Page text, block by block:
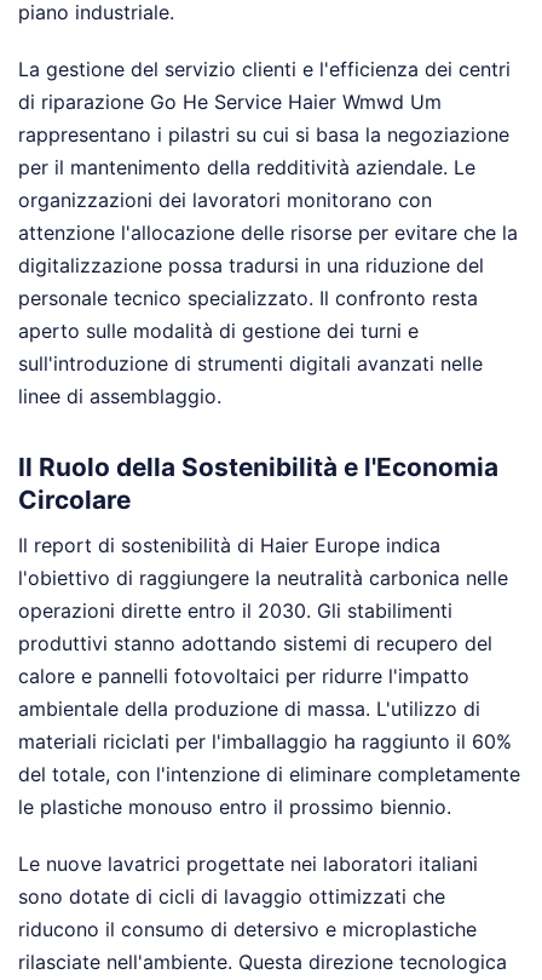
piano industriale.
La gestione del servizio clienti e l'efficienza dei centri
di riparazione Go He Service Haier Wmwd Um
rappresentano i pilastri su cui si basa la negoziazione
per il mantenimento della redditività aziendale. Le
organizzazioni dei lavoratori monitorano con
attenzione l'allocazione delle risorse per evitare che la
digitalizzazione possa tradursi in una riduzione del
personale tecnico specializzato. Il confronto resta
aperto sulle modalità di gestione dei turni e
sull'introduzione di strumenti digitali avanzati nelle
linee di assemblaggio.
Il Ruolo della Sostenibilità e l'Economia
Circolare
Il report di sostenibilità di Haier Europe indica
l'obiettivo di raggiungere la neutralità carbonica nelle
operazioni dirette entro il 2030. Gli stabilimenti
produttivi stanno adottando sistemi di recupero del
calore e pannelli fotovoltaici per ridurre l'impatto
ambientale della produzione di massa. L'utilizzo di
materiali riciclati per l'imballaggio ha raggiunto il 60%
del totale, con l'intenzione di eliminare completamente
le plastiche monouso entro il prossimo biennio.
Le nuove lavatrici progettate nei laboratori italiani
sono dotate di cicli di lavaggio ottimizzati che
riducono il consumo di detersivo e microplastiche
rilasciate nell'ambiente. Questa direzione tecnologica